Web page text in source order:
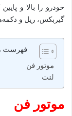
خودرو را بالا و
گیربکس، ریل و
فهرست
موتور فن
لنت
موتور فن